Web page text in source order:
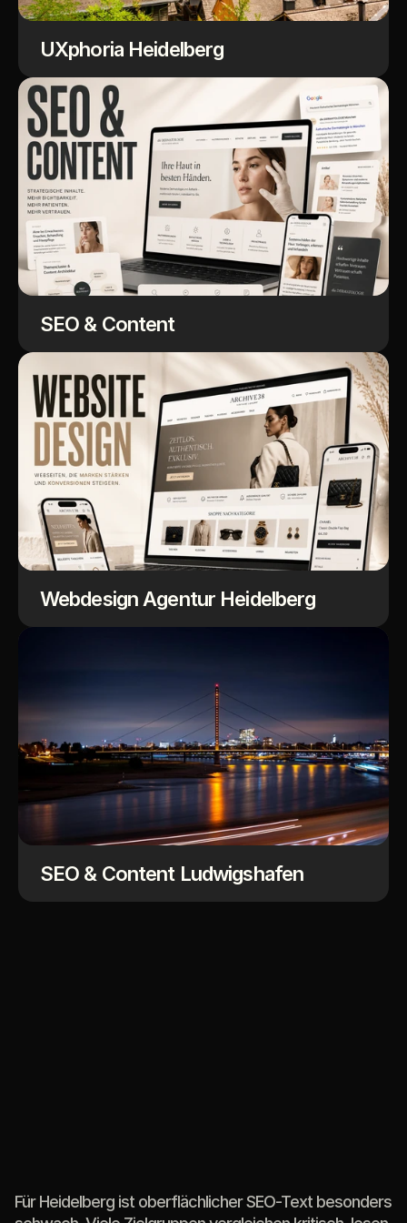
UXphoria Heidelberg
SEO & Content
Webdesign Agentur Heidelberg
SEO & Content Ludwigshafen
Für Heidelberg ist oberflächlicher SEO-Text besonders